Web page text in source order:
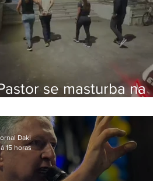
se masturba na
na Zona Oeste
Daki
15 horas